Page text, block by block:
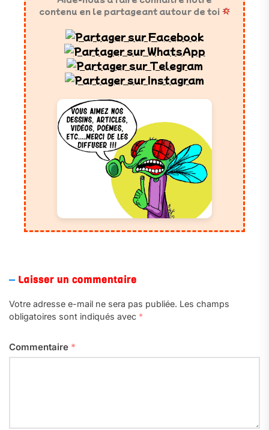
contenu en le partageant autour de toi
Laisser un commentaire
Votre adresse e-mail ne sera pas publiée. Les champs
obligatoires sont indiqués avec *
Commentaire *